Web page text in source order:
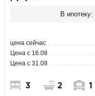
В ипотеку:
цена сейчас
Цена с 16.08
Цена с 31.08
3 2 1